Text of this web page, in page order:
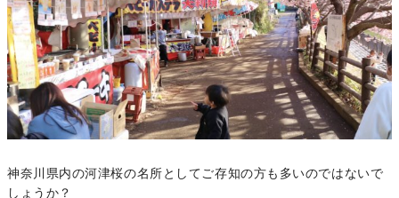
神奈川県内の河津桜の名所としてご存知の方も多いのではないで
しょうか？